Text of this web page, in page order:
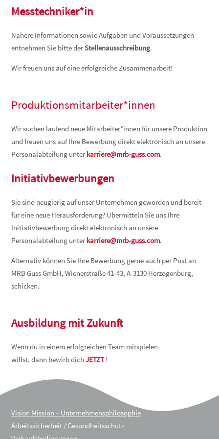
Messtechniker*in
Nähere Informationen sowie Aufgaben und Voraussetzungen
entnehmen Sie bitte derStellenausschreibung.
Wir freuen uns auf eine erfolgreiche Zusammenarbeit!
Produktionsmitarbeiter*innen
Wir suchen laufend neue Mitarbeiter*innen für unsere Produktion
und freuen uns auf Ihre Bewerbung direkt elektronisch an unsere
Personalabteilung unter karriere@mrb-guss.com.
Initiativbewerbungen
Sie sind neugierig auf unser Unternehmen geworden und bereit
für eine neue Herausforderung? Übermitteln Sie uns Ihre
Initiativbewerbung direkt elektronisch an unsere
Personalabteilung unter karriere@mrb-guss.com.
Alternativ können Sie Ihre Bewerbung gerne auch per Post an
MRB Guss GmbH, Wienerstraße 41-43, A-3130 Herzogenburg,
schicken.
Ausbildung mit Zukunft
Wenn du in einem erfolgreichen Team mitspielen
willst, dann bewirb dich JETZT!
Vision Mission – Unternehmensphilosophie
Arbeitssicherheit / Gesundheitsschutz